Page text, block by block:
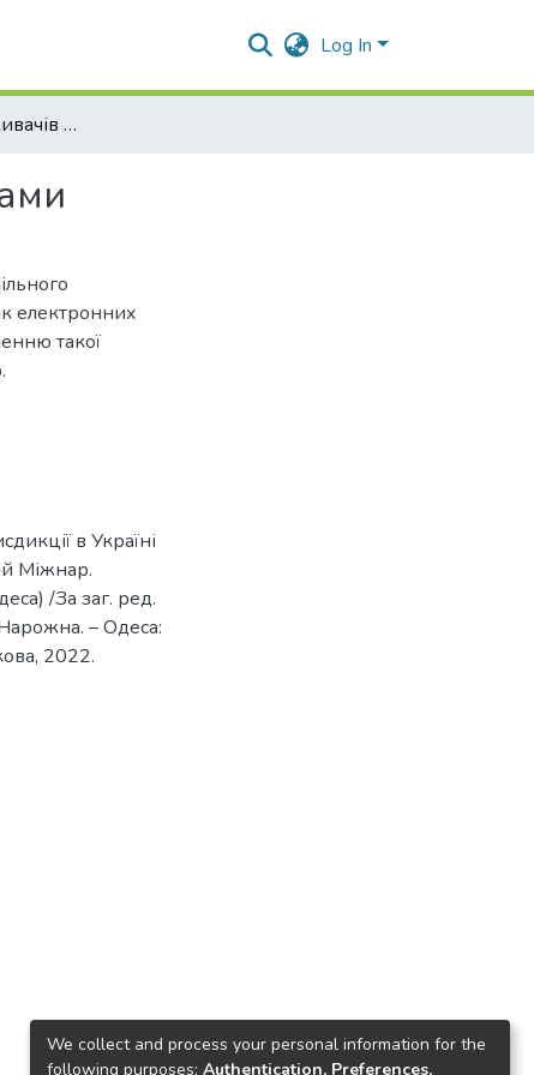
Log In
Захист прав споживачів за електронними договорами
електронних
такої
в Україні
Міжнар.
/За заг. ред.
– Одеса:
2022.
We collect and process your personal information for the
following purposes: Authentication, Preferences,